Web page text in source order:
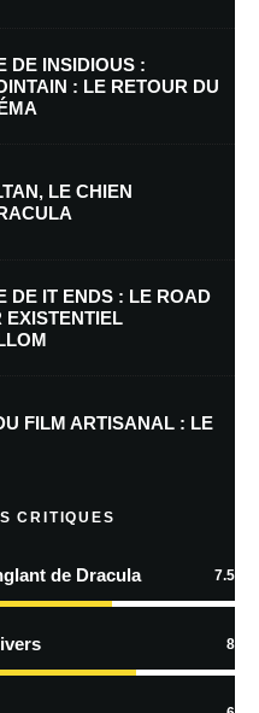
mon site dans le navigateur pour
par e-mail.
par e-mail.
En savoir
DE INSIDIOUS :
: LE RETOUR DU
LE CHIEN
DE IT ENDS : LE ROAD
EXISTENTIEL
FILM ARTISANAL : LE
CRITIQUES
de Dracula 7.5
8